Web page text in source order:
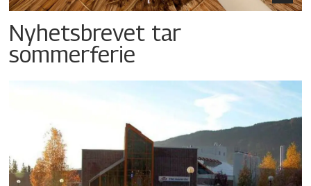
Nyhetsbrevet tar
sommerferie